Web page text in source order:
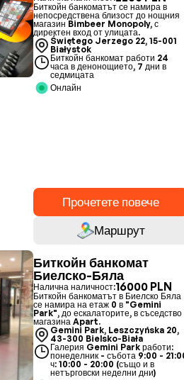
Биткойн банкоматът се намира в
непосредствена близост до нощния
магазин Bimbeer Monopoly, с
директен вход от улицата.
Świętego Jerzego 22, 15-001
Białystok
Биткойн банкомат работи 24
часа в денонощието, 7 дни в
седмицата
Онлайн
Прочетете повече
Маршрут
Биткойн банкомат
Биелско-Бяла
Налична наличност:16000 PLN
Биткойн банкоматът в Биелско Бяла
се намира на етаж 0 в "Gemini
Park", до ескалаторите, в съседство
магазина Apart.
Gemini Park, Leszczyńska 20,
43-300 Bielsko-Biała
Галерия Gemini Park работи:
понеделник - събота 9:00 -
ч: 10:00 - 20:00 (също и в
нетърговски неделни дни)